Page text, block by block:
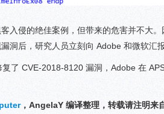
入侵的绝佳案例，但带来的危害并不大
洞后，研究人员立刻向 Adobe 和微软汇
了 CVE-2018-8120 漏洞，Adobe 在
，AngelaY 编译整理，转载请注明来